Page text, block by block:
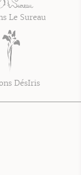
Le Sureau
DésIris